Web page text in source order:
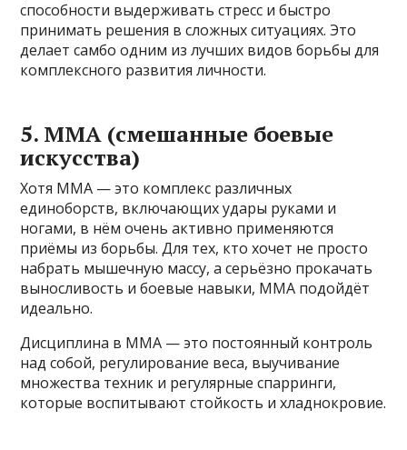
способности выдерживать стресс и быстро
принимать решения в сложных ситуациях. Это
делает самбо одним из лучших видов борьбы для
комплексного развития личности.
5. ММА (смешанные боевые
искусства)
Хотя ММА — это комплекс различных
единоборств, включающих удары руками и
ногами, в нём очень активно применяются
приёмы из борьбы. Для тех, кто хочет не просто
набрать мышечную массу, а серьёзно прокачать
выносливость и боевые навыки, ММА подойдёт
идеально.
Дисциплина в ММА — это постоянный контроль
над собой, регулирование веса, выучивание
множества техник и регулярные спарринги,
которые воспитывают стойкость и хладнокровие.